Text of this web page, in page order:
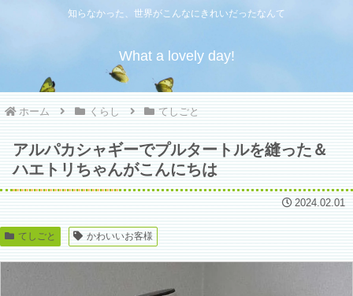
知らなかった、世界がこんなにきれいだったなんて
What a lovely day!
ホーム くらし てしごと
アルパカシャギーでプルタートルを縫った＆
ハエトリちゃんがこんにちは
2024.02.01
てしごと かわいいお客様